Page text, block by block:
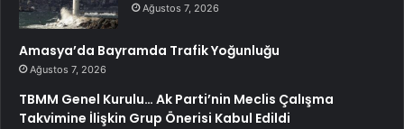
Ağustos 7, 2026
Amasya’da Bayramda Trafik Yoğunluğu
Ağustos 7, 2026
TBMM Genel Kurulu… Ak Parti’nin Meclis Çalışma
Takvimine İlişkin Grup Önerisi Kabul Edildi